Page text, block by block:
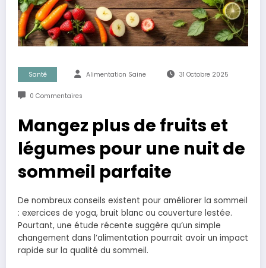
Santé Alimentation Saine 31 Octobre 2025
0 Commentaires
Mangez plus de fruits et
légumes pour une nuit de
sommeil parfaite
De nombreux conseils existent pour améliorer la sommeil
: exercices de yoga, bruit blanc ou couverture lestée.
Pourtant, une étude récente suggère qu’un simple
changement dans l’alimentation pourrait avoir un impact
rapide sur la qualité du sommeil.